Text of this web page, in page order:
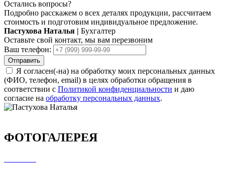
Остались вопросы?
Подробно расскажем о всех деталях продукции, рассчитаем
стоимость и подготовим индивидуальное предложение.
Пастухова Наталья | Бухгалтер
Оставьте свой контакт, мы вам перезвоним
Ваш телефон:
Отправить
Я согласен(-на) на обработку моих персональных данных
(ФИО, телефон, email) в целях обработки обращения в
соответствии с Политикой конфиденциальности и даю
согласие на обработку персональных данных.
ФОТОГАЛЕРЕЯ